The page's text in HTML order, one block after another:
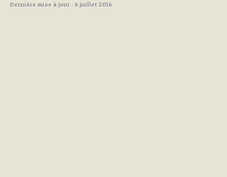
Dernière mise à jour : 4 juillet 2016